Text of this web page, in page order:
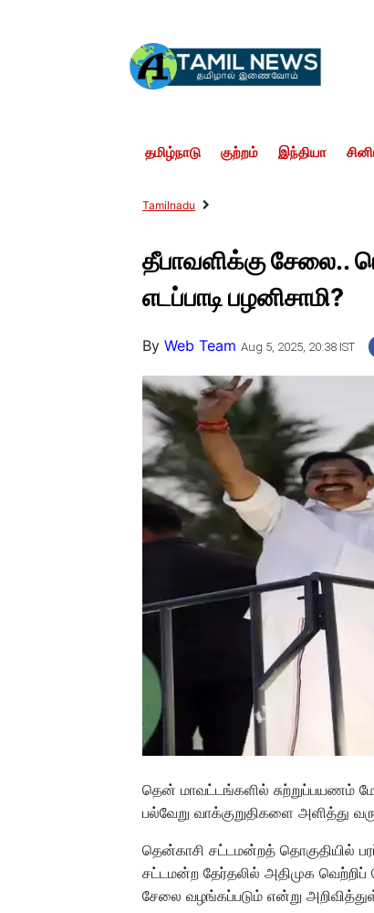
தமிழ்நாடு குற்றம் இந்தியா
Tamilnadu
தீபாவளிக்கு சேலை..
எடப்பாடி பழனிசாமி?
ByWeb Team Aug 5, 2025, 20:38 IST
தென் மாவட்டங்களில் சுற்றுப்பயணம்
பல்வேறு வாக்குறுதிகளை அளித்து
தென்காசி சட்டமன்றத் தொகுதியில்
சட்டமன்ற தேர்தலில் அதிமுக
சேலை வழங்கப்படும் என்று